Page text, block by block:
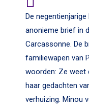
De
anonieme brief in
Carcassonne. De
familiewapen van
woorden: Ze weet
haar gedachten
verhuizing. Minou